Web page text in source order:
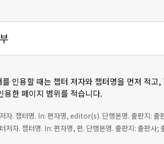
를 인용할 때는 챕터 저자와 챕터명을 먼저 적
용한 페이지 범위를 적습니다.
자. 챕터명. In: 편자명, editor(s). 단행본명. 출판지: 출
저자. 챕터명. In: 편자명, 편. 단행본명. 출판지: 출판사;